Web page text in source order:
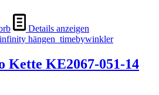
Details anzeigen
Kette KE2067-051-14